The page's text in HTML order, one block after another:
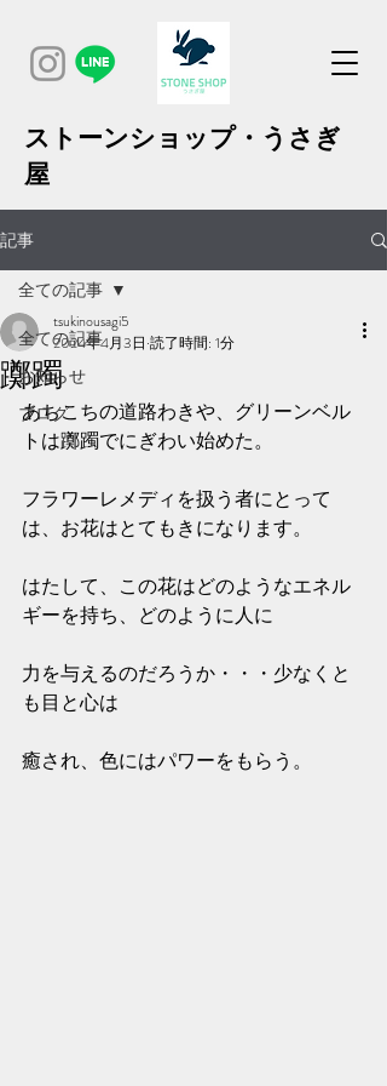
ストーンショップ・うさぎ
屋
記事
全ての記事
お知らせ
ブログ
全ての記事
躑躅
tsukinousagi5
2024年4月3日 読了時間: 1分
あちこちの道路わきや、グリーンベル
トは躑躅でにぎわい始めた。
フラワーレメディを扱う者にとって
は、お花はとてもきになります。
はたして、この花はどのようなエネル
ギーを持ち、どのように人に
力を与えるのだろうか・・・少なくと
も目と心は
癒され、色にはパワーをもらう。